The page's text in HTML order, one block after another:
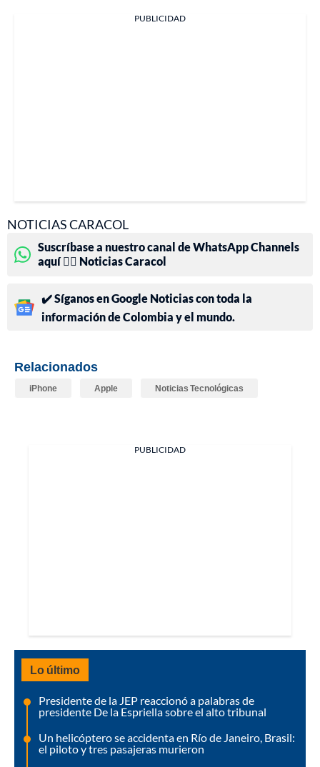
PUBLICIDAD
NOTICIAS CARACOL
Suscríbase a nuestro canal de WhatsApp Channels
aquí 👉🏻 Noticias Caracol
✔️ Síganos en Google Noticias con toda la
información de Colombia y el mundo.
Relacionados
iPhone Apple Noticias Tecnológicas
PUBLICIDAD
Lo último
Presidente de la JEP reaccionó a palabras de
presidente De la Espriella sobre el alto tribunal
Un helicóptero se accidenta en Río de Janeiro, Brasil:
el piloto y tres pasajeras murieron